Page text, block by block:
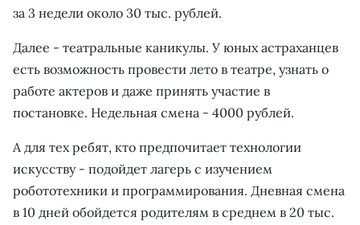
за 3 недели около 30 тыс. рублей.
Далее - театральные каникулы. У юных астраханцев
есть возможность провести лето в театре, узнать о
работе актеров и даже принять участие в
постановке. Недельная смена - 4000 рублей.
А для тех ребят, кто предпочитает технологии
искусству - подойдет лагерь с изучением
робототехники и программирования. Дневная смена
в 10 дней обойдется родителям в среднем в 20 тыс.